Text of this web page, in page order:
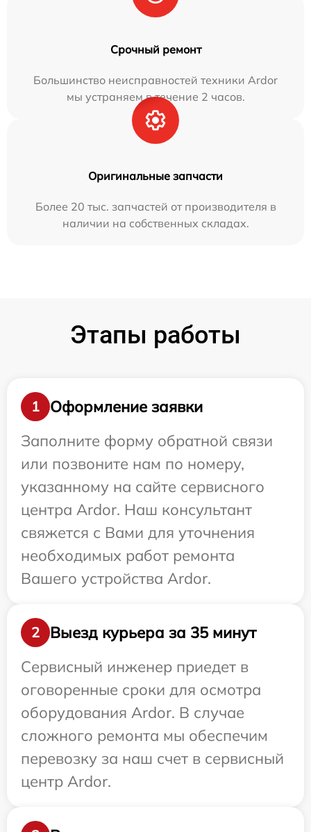
Срочный ремонт
Большинство неисправностей техники Ardor
мы устраняем в течение 2 часов.
Оригинальные запчасти
Более 20 тыс. запчастей от производителя в
наличии на собственных складах.
Этапы работы
1
Оформление заявки
Заполните форму обратной связи
или позвоните нам по номеру,
указанному на сайте сервисного
центра Ardor. Наш консультант
свяжется с Вами для уточнения
необходимых работ ремонта
Вашего устройства Ardor.
2
Выезд курьера за 35 минут
Сервисный инженер приедет в
оговоренные сроки для осмотра
оборудования Ardor. В случае
сложного ремонта мы обеспечим
перевозку за наш счет в сервисный
центр Ardor.